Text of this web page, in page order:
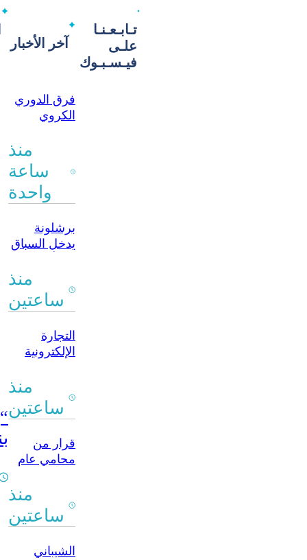
آخر الأخبار
فرق الدوري
الكروي
الميزان (11)..
اضطراب
إداري وفني
منذ
ساعة
واحدة
برشلونة
يدخل السباق
منذ
ساعتين
التجارة
الإلكترونية
وخفض
التكاليف
منذ
ساعتين
قرار من
محامي عام
فيه مدة فك
احتباس
الدراجات
منذ
ساعتين
الشيباني
تـابـعـنـا
علـى
فيـسـبـوك